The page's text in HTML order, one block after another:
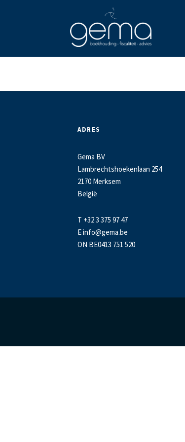
ADRES
Gema BV
Lambrechtshoekenlaan 254
2170 Merksem
België
T +32 3 375 97 47
Einfo@gema.be
ON BE0413 751 520